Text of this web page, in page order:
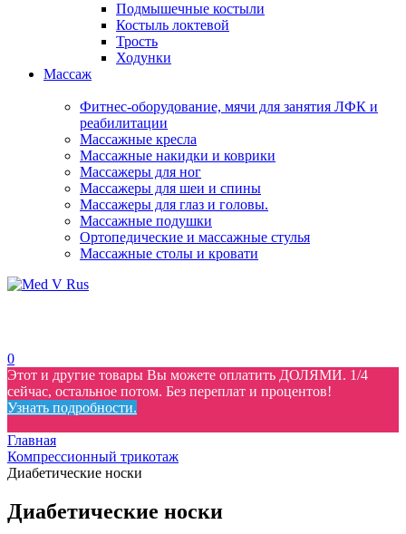
Подмышечные костыли
Костыль локтевой
Трость
Ходунки
Массаж
Фитнес-оборудование, мячи для занятия ЛФК и
реабилитации
Массажные кресла
Массажные накидки и коврики
Массажеры для ног
Массажеры для шеи и спины
Массажеры для глаз и головы.
Массажные подушки
Ортопедические и массажные стулья
Массажные столы и кровати
0
Этот и другие товары Вы можете оплатить ДОЛЯМИ. 1/4
сейчас, остальное потом. Без переплат и процентов!
Узнать подробности.
Главная
Компрессионный трикотаж
Диабетические носки
Диабетические носки